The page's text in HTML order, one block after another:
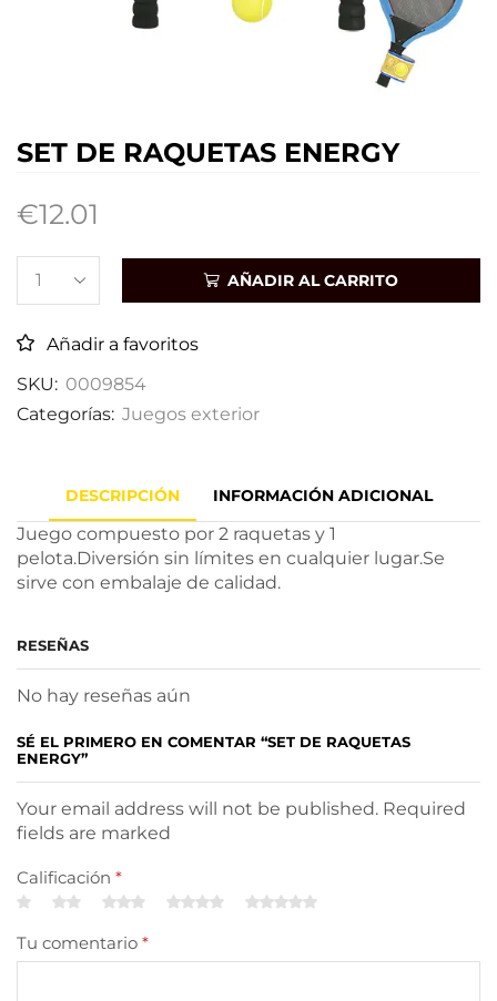
SET DE RAQUETAS ENERGY
€12.01
AÑADIR AL CARRITO
Añadir a favoritos
SKU: 0009854
Categorías: Juegos exterior
DESCRIPCIÓN INFORMACIÓN ADICIONAL
Juego compuesto por 2 raquetas y 1
pelota.Diversión sin límites en cualquier lugar.Se
sirve con embalaje de calidad.
RESEÑAS
No hay reseñas aún
SÉ EL PRIMERO EN COMENTAR “SET DE RAQUETAS
ENERGY”
Your email address will not be published. Required
fields are marked
Calificación *
Tu comentario *